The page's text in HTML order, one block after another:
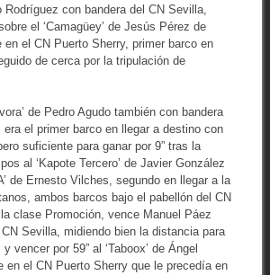
Rodríguez con bandera del CN Sevilla,
el ‘Camagüey’ de Jesús Pérez de
el CN Puerto Sherry, primer barco en
de cerca por la tripulación de
de Pedro Agudo también con bandera
era el primer barco en llegar a destino con
suficiente para ganar por 9” tras la
al ‘Kapote Tercero’ de Javier González
de Ernesto Vilches, segundo en llegar a la
ambos barcos bajo el pabellón del CN
clase Promoción, vence Manuel Páez
CN Sevilla, midiendo bien la distancia para
vencer por 59” al ‘Taboox’ de Ángel
en el CN Puerto Sherry que le precedía en